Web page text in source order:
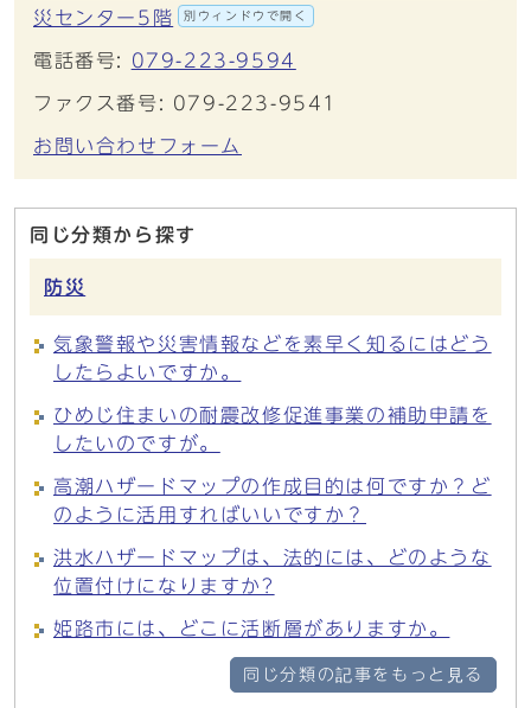
災センター5階
別ウィンドウで開く
電話番号: 079-223-9594
ファクス番号: 079-223-9541
お問い合わせフォーム
同じ分類から探す
防災
気象警報や災害情報などを素早く知るにはどう
したらよいですか。
ひめじ住まいの耐震改修促進事業の補助申請を
したいのですが。
高潮ハザードマップの作成目的は何ですか？ど
のように活用すればいいですか？
洪水ハザードマップは、法的には、どのような
位置付けになりますか?
姫路市には、どこに活断層がありますか。
同じ分類の記事をもっと見る